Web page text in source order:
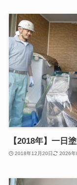
【2018年】一日
2018年12月20日 2026年